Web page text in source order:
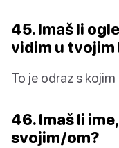
45. Imaš li
vidim u tvojim
To je odraz s
46. Imaš li
svojim/om?